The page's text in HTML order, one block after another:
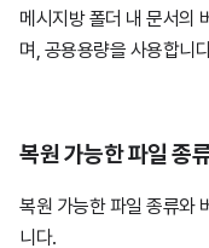
메시지방 폴더 내 문서의
며, 공용용량을 사용합니
복원 가능한 파일 종
복원 가능한 파일 종류와
니다.